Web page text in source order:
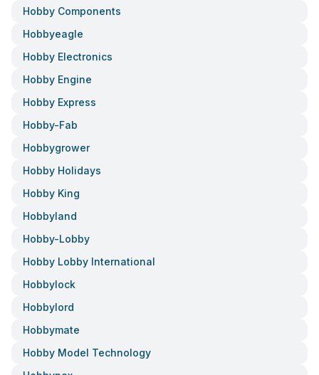
Hobby Components
Hobbyeagle
Hobby Electronics
Hobby Engine
Hobby Express
Hobby-Fab
Hobbygrower
Hobby Holidays
Hobby King
Hobbyland
Hobby-Lobby
Hobby Lobby International
Hobbylock
Hobbylord
Hobbymate
Hobby Model Technology